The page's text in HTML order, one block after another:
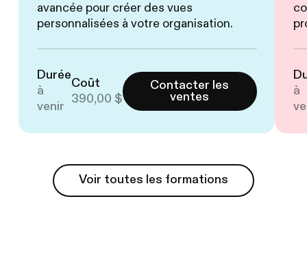
avancée pour créer des vues
personnalisées à votre organisation.
Durée
à
venir
Coût
390,00 $
Contacter les
ventes
à
Voir toutes les formations